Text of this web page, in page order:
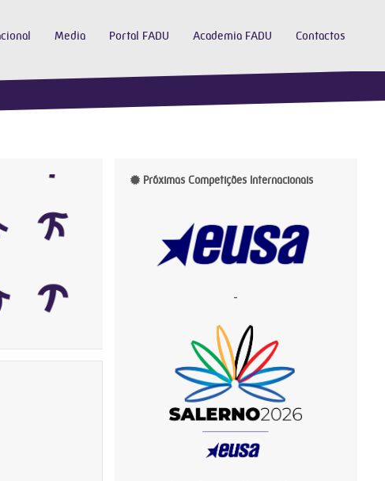
Media Portal FADU Academia FADU Contactos
Próximas Competições Internacionais
-